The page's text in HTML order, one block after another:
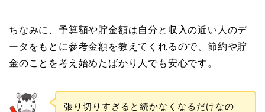
ちなみに、予算額や貯金額は自分と収入の近い人のデ
ータをもとに参考金額を教えてくれるので、節約や貯
金のことを考え始めたばかり人でも安心です。
張り切りすぎると続かなくなるだけなの